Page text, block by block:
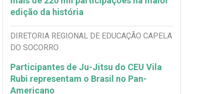
edição da história
DIRETORIA REGIONAL DE EDUCAÇÃO CAPELA
DO SOCORRO
Participantes de Ju-Jitsu do CEU Vila
Rubi representam o Brasil no Pan-
Americano